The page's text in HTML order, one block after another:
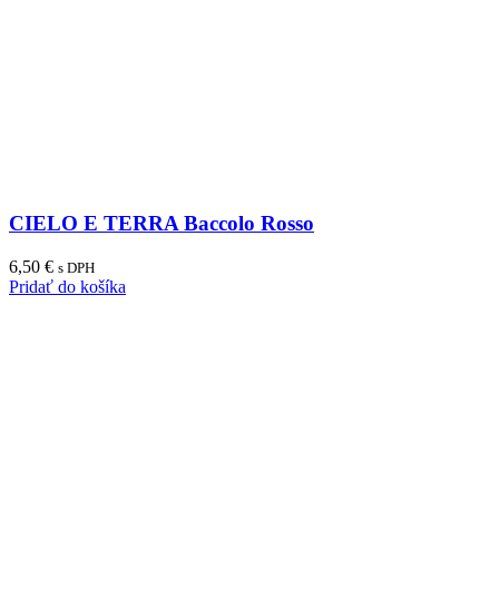
CIELO E TERRA Baccolo Rosso
6,50 € s DPH
Pridať do košíka